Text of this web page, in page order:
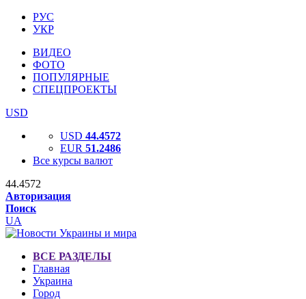
РУС
УКР
ВИДЕО
ФОТО
ПОПУЛЯРНЫЕ
СПЕЦПРОЕКТЫ
USD
USD 44.4572
EUR 51.2486
Все курсы валют
44.4572
Авторизация
Поиск
UA
ВСЕ РАЗДЕЛЫ
Главная
Украина
Город